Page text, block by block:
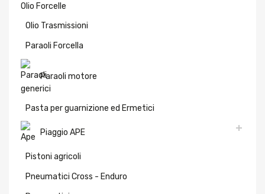
Olio Forcelle
Olio Trasmissioni
Paraoli Forcella
Paraoli motore
Pasta per guarnizione ed Ermetici
Piaggio APE
Pistoni agricoli
Pneumatici Cross - Enduro